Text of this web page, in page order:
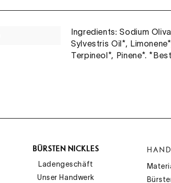
Ingredients: Sodium
Sylvestris Oil*,
Terpineol*, Pinene*.
BÜRSTEN NICKLES
Ladengeschäft
Unser Handwerk